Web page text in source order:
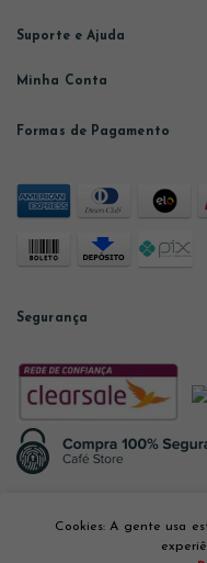
Suporte e Ajuda
Minha Conta
Formas de Pagamento
Segurança
Cookies: A gente usa